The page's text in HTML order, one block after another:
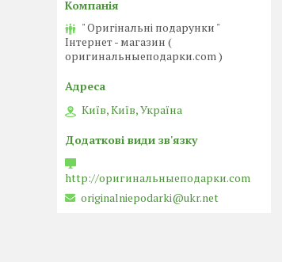
" Оригінальні подарунки "
Інтернет - магазин (
оригинальныеподарки.com )
Київ, Київ, Україна
http://оригинальныеподарки.com
originalniepodarki@ukr.net